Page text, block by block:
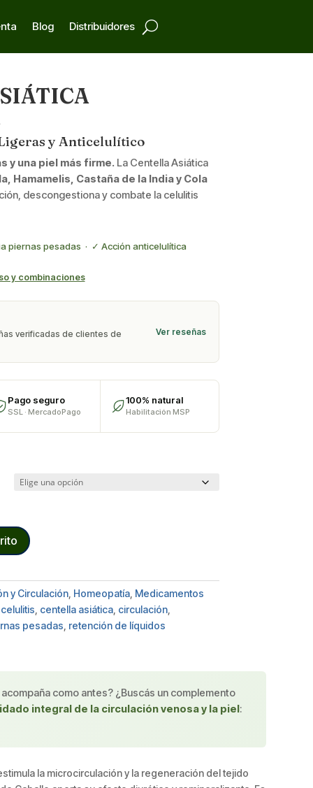
Blog Distribuidores
y Anticelulítico
y una piel más firme. La Centella Asiática
Hamamelis, Castaña de la India y Cola
descongestiona y combate la celulitis
piernas pesadas · ✓ Acción anticelulítica
y combinaciones
verificadas de clientes de Ver reseñas
Pago seguro
SSL · MercadoPago
100% natural
Habilitación MSP
y Circulación, Homeopatía, Medicamentos
celulitis, centella asiática, circulación,
pesadas, retención de líquidos
como antes? ¿Buscás un complemento
integral de la circulación venosa y la piel:
la microcirculación y la regeneración del tejido